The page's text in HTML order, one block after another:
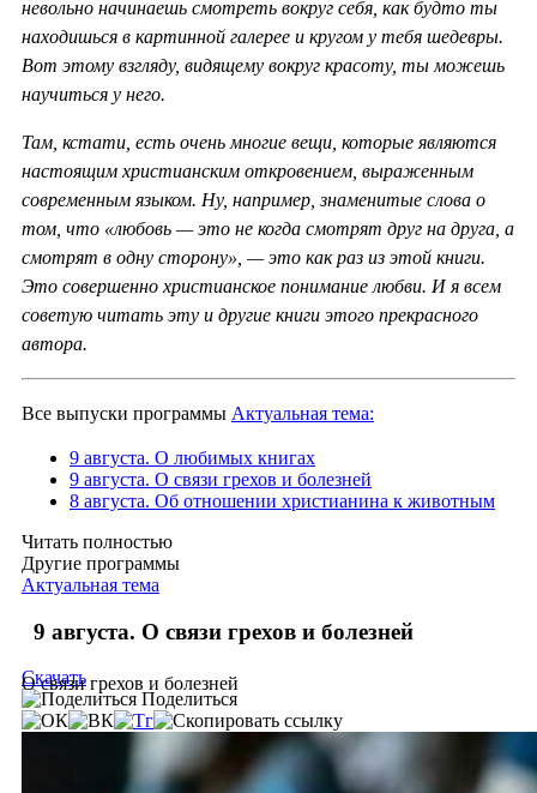
невольно начинаешь смотреть вокруг себя, как будто ты
находишься в картинной галерее и кругом у тебя шедевры.
Вот этому взгляду, видящему вокруг красоту, ты можешь
научиться у него.
Там, кстати, есть очень многие вещи, которые являются
настоящим христианским откровением, выраженным
современным языком. Ну, например, знаменитые слова о
том, что «любовь — это не когда смотрят друг на друга, а
смотрят в одну сторону», — это как раз из этой книги.
Это совершенно христианское понимание любви. И я всем
советую читать эту и другие книги этого прекрасного
автора.
Все выпуски программы Актуальная тема:
9 августа. О любимых книгах
9 августа. О связи грехов и болезней
8 августа. Об отношении христианина к животным
Читать полностью
Другие программы
Актуальная тема
9 августа. О связи грехов и болезней
О связи грехов и болезней
Скачать
Поделиться